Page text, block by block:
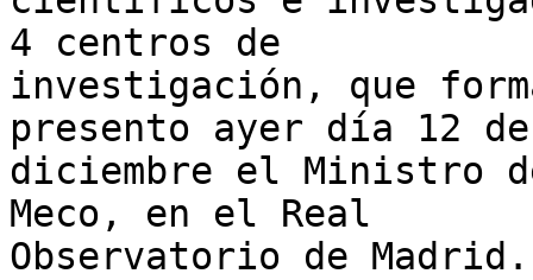
4 centros de
investigación, que
presento ayer día 12 de
diciembre el Ministro
Meco, en el Real
Observatorio de Madrid.